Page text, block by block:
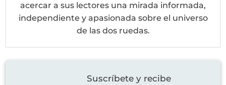
acercar a sus lectores una mirada informada,
independiente y apasionada sobre el universo
de las dos ruedas.
Suscríbete y recibe